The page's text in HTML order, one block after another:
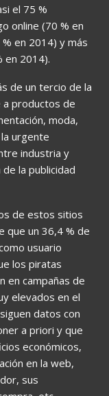
el 75 %
online (70 % en
en 2014) y más
en 2014).
de un tercio de la
productos de
moda,
urgente
industria y
la publicidad
de estos sitios
que un 36,4 % de
usuario
los piratas
en campañas de
elevados en el
datos con
a priori y que
económicos,
en la web,
sus